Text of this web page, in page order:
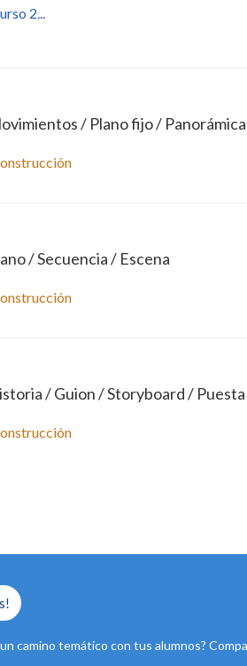
2...
/ Plano fijo /
/ Secuencia / Escena
/ Guion / Storyboard /
camino temático con tus alumnos?